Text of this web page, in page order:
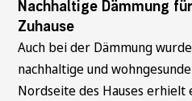
Nachhaltige Dämmung
Zuhause
Auch bei der Dämmung
nachhaltige und
Nordseite des Hauses erhielt